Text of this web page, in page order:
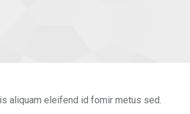
aliquam eleifend id fomir metus sed.